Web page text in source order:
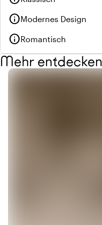
infoModernes Design
infoRomantisch
Mehr entdecken